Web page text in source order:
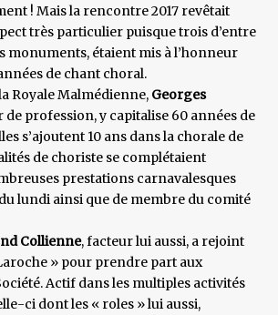
! Mais la rencontre 2017 revêtait
très particulier puisque trois d’entre
monuments, étaient mis à l’honneur
de chant choral.
Royale Malmédienne, Georges
de profession, y capitalise 60 années de
s’ajoutent 10 ans dans la chorale de
de choriste se complétaient
prestations carnavalesques
lundi ainsi que de membre du comité
Collienne, facteur lui aussi, a rejoint
» pour prendre part aux
Actif dans les multiples activités
ci dont les « roles » lui aussi,